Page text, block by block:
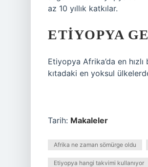
az 10 yıllık katkılar.
ETIYOPYA
Etiyopya Afrika’da en
kıtadaki en yoksul
Tarih: Makaleler
Afrika ne zaman sömürge oldu
Etiyopya hangi takvimi kullanıyor